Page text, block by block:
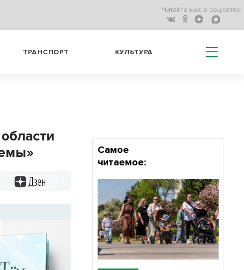
Читайте нас в соц.сетях:
ТРАНСПОРТ КУЛЬТУРА
Самое
читаемое: